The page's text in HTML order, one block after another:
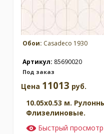
Обои: Casadeco 1930
Артикул: 85690020
Под заказ
Цена 11013 руб.
10.05x0.53 м.
Флизелиновые.
Быстрый просмотр